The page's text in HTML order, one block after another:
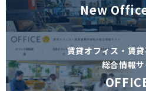
New
賃貸オフィス・賃
総合情報